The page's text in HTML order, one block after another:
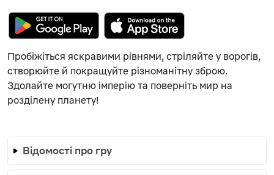
Пробіжіться яскравими рівнями, стріляйте у ворогів,
створюйте й покращуйте різноманітну зброю.
Здолайте могутню імперію та поверніть мир на
розділену планету!
Відомості про гру